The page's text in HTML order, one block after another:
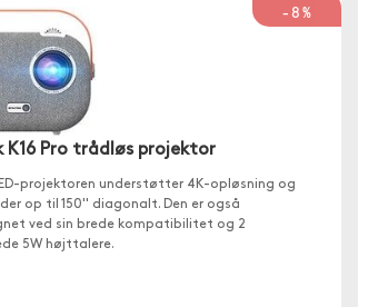
-8%
K16 Pro trådløs projektor
projektoren understøtter 4K-opløsning og
op til 150'' diagonalt. Den er også
ved sin brede kompatibilitet og 2
5W højttalere.